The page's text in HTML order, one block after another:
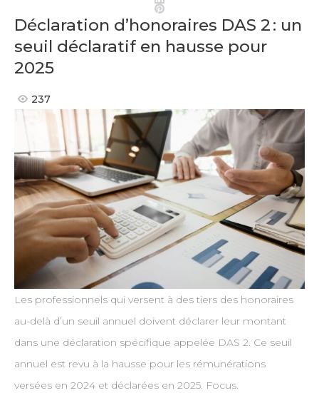
Pinterest
Déclaration d’honoraires DAS 2 : un
seuil déclaratif en hausse pour
2025
237
Les professionnels qui versent à des tiers des honoraires
au-delà d’un seuil annuel doivent déclarer leur montant
dans une déclaration spécifique appelée DAS 2. Ce seuil
annuel est revu à la hausse pour les rémunérations
versées en 2024 et déclarées en 2025. Focus.